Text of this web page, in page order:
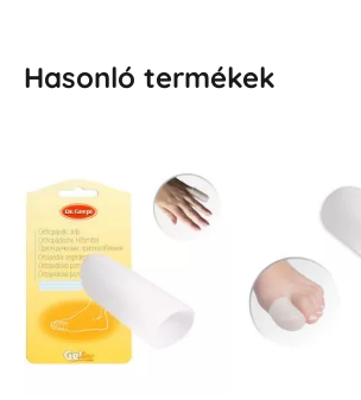
Hasonló termékek